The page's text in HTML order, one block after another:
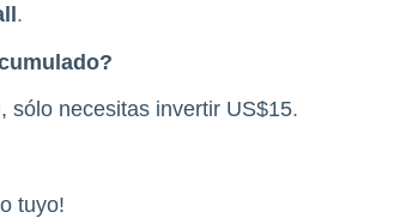
.
sólo necesitas invertir US$15.
tuyo!